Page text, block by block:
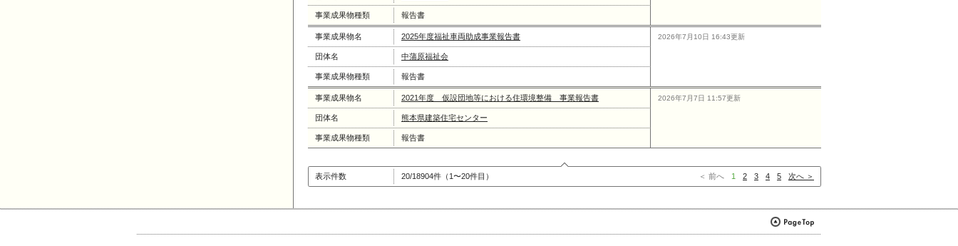
事業成果物種類 報告書
事業成果物名 2025年度福祉車両助成事業報告書
団体名 中蒲原福祉会
事業成果物種類 報告書
2026年7月10日 16:43更新
事業成果物名 2021年度 仮設団地等における住環境整備 事業報告書
団体名 熊本県建築住宅センター
事業成果物種類 報告書
2026年7月7日 11:57更新
表示件数 20/18904件（1〜20件目） ＜ 前へ 1 2 3 4 5 次へ ＞